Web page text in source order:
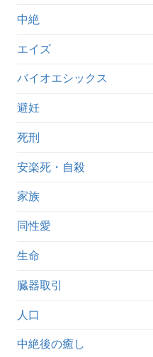
中絶
エイズ
バイオエシックス
避妊
死刑
安楽死・自殺
家族
同性愛
生命
臓器取引
人口
中絶後の癒し